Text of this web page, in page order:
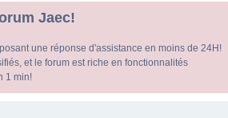
Jaec!
une réponse d'assistance en moins de 24H!
et le forum est riche en fonctionnalités
1 min!